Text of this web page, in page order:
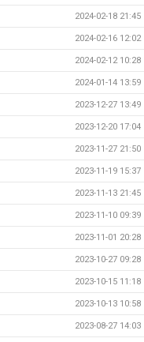
2024-02-18 21:45
2024-02-16 12:02
2024-02-12 10:28
2024-01-14 13:59
2023-12-27 13:49
2023-12-20 17:04
2023-11-27 21:50
2023-11-19 15:37
2023-11-13 21:45
2023-11-10 09:39
2023-11-01 20:28
2023-10-27 09:28
2023-10-15 11:18
2023-10-13 10:58
2023-08-27 14:03